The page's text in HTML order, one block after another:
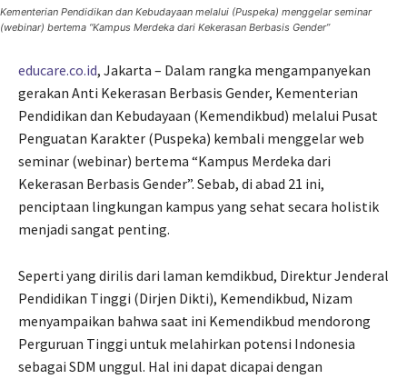
Kementerian Pendidikan dan Kebudayaan melalui (Puspeka) menggelar seminar
(webinar) bertema “Kampus Merdeka dari Kekerasan Berbasis Gender”
educare.co.id, Jakarta – Dalam rangka mengampanyekan
gerakan Anti Kekerasan Berbasis Gender, Kementerian
Pendidikan dan Kebudayaan (Kemendikbud) melalui Pusat
Penguatan Karakter (Puspeka) kembali menggelar web
seminar (webinar) bertema “Kampus Merdeka dari
Kekerasan Berbasis Gender”. Sebab, di abad 21 ini,
penciptaan lingkungan kampus yang sehat secara holistik
menjadi sangat penting.
Seperti yang dirilis dari laman kemdikbud, Direktur Jenderal
Pendidikan Tinggi (Dirjen Dikti), Kemendikbud, Nizam
menyampaikan bahwa saat ini Kemendikbud mendorong
Perguruan Tinggi untuk melahirkan potensi Indonesia
sebagai SDM unggul. Hal ini dapat dicapai dengan